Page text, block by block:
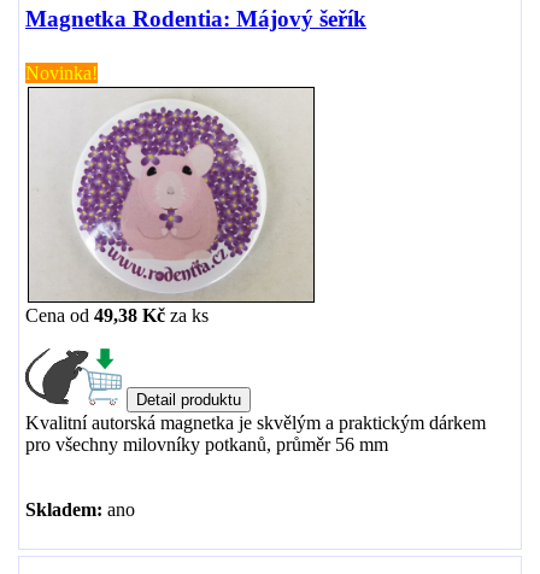
Magnetka Rodentia: Májový šeřík
Novinka!
Cena od 49,38 Kč za ks
Kvalitní autorská magnetka je skvělým a praktickým dárkem
pro všechny milovníky potkanů, průměr 56 mm
Skladem: ano